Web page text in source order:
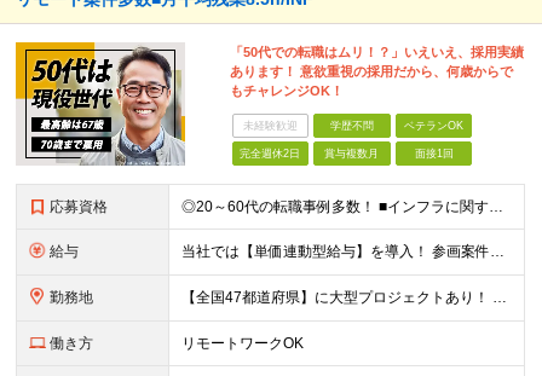
「50代での転職はムリ！？」いえいえ、採用実績
あります！ 意欲重視の採用だから、何歳からで
もチャレンジOK！
未経験歓迎 学歴不問 ベテランOK
完全週休2日 賞与複数月 面接1回
応募資格 ◎20～60代の転職事例多数！ ■インフラに関する何らかのご経験 ■学歴不問/転職回数は一切不問！
給与 当社では【単価連動型給与】を導入！ 参画案件の契約単価に連動して給与が決定。 還元率は単価の【70％～80％】と東証プライム上場グループとして高水準です！（社会保険料・教育コスト含む） ■関東：月給
勤務地 【全国47都道府県】に大型プロジェクトあり！ 主要勤務地： 北海道/宮城県/栃木県/埼玉県/千葉県/東京都/神奈川県/愛知県/大阪府/京都府/兵庫県/広島県/福岡県/熊本県 ※勤務エリアは、あなたの
働き方 リモートワークOK